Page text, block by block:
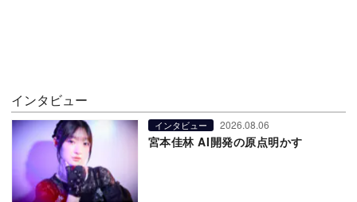
インタビュー
インタビュー 2026.08.06
宮本佳林 AI開発の原点明かす